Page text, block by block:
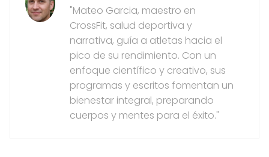
"Mateo Garcia, maestro en
CrossFit, salud deportiva y
narrativa, guía a atletas hacia el
pico de su rendimiento. Con un
enfoque científico y creativo, sus
programas y escritos fomentan un
bienestar integral, preparando
cuerpos y mentes para el éxito."